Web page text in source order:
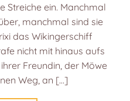
Streiche ein. Manchmal
manchmal sind sie
das Wikingerschiff
nicht mit hinaus aufs
Freundin, der Möwe
Weg, an […]